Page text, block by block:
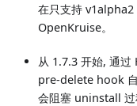
在只支持 v1alpha2
OpenKruise。
从 1.7.3 开始, 通
pre-delete hook
会阻塞 uninstall 过